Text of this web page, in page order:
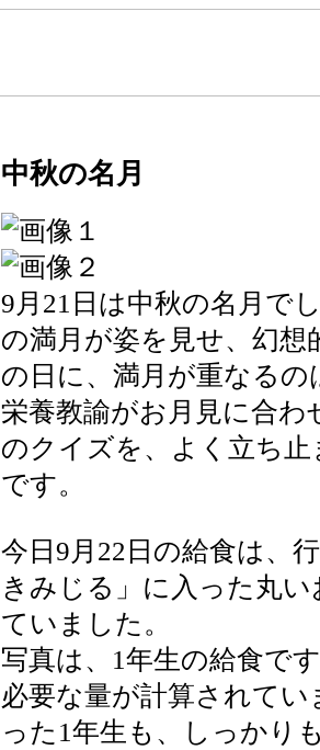
中秋の名月
9月21日は中秋の名月で
の満月が姿を見せ、幻
の日に、満月が重なる
栄養教諭がお月見に合
のクイズを、よく立ち
です。
今日9月22日の給食は、
きみじる」に入った丸
ていました。
写真は、1年生の給食で
必要な量が計算されて
った1年生も、しっかり